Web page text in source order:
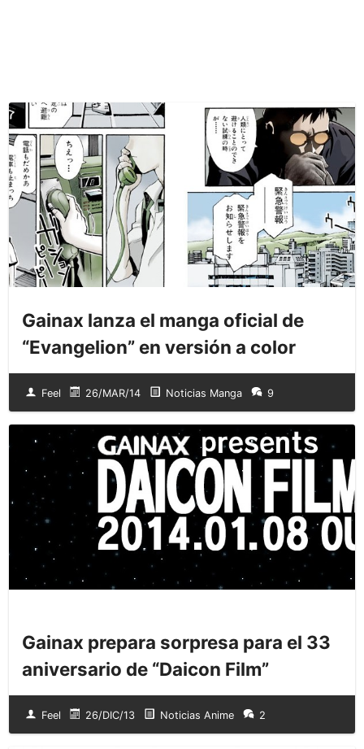
Gainax lanza el manga oficial de
“Evangelion” en versión a color
Feel 26/MAR/14 Noticias Manga 9
Gainax prepara sorpresa para el 33
aniversario de “Daicon Film”
Feel 26/DIC/13 Noticias Anime 2